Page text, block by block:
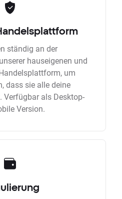
ständig an der
hauseigenen und
um
dass sie alle deine
Verfügbar als Desktop-
Version.